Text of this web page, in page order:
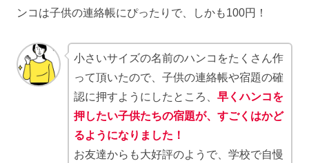
ンコは子供の連絡帳にぴったりで、しかも100円！
小さいサイズの名前のハンコをたくさん作
って頂いたので、子供の連絡帳や宿題の確
認に押すようにしたところ、 早くハンコを
押したい子供たちの宿題が、すごくはかど
るようになりました！
お友達からも大好評のようで、学校で自慢